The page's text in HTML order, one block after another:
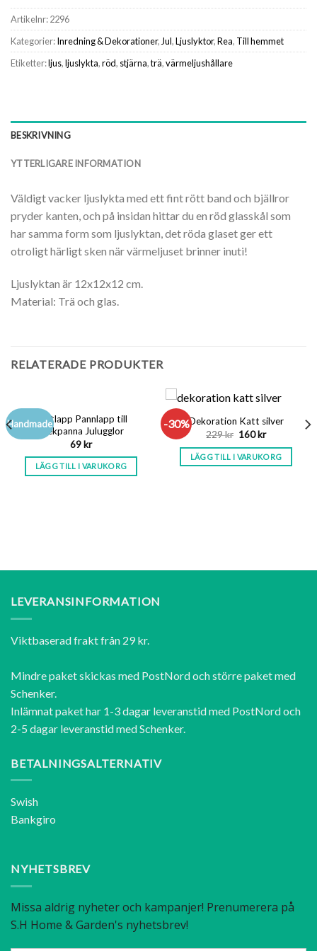
Artikelnr:2296
Kategorier:Inredning & Dekorationer, Jul,Ljuslyktor,Rea, Till hemmet
Etiketter:ljus,ljuslykta,röd, stjärna,trä,värmeljushållare
BESKRIVNING
YTTERLIGARE INFORMATION
Väldigt vacker ljuslykta med ett fint rött band och bjällror
pryder kanten, och på insidan hittar du en röd glasskål som
har samma form som ljuslyktan, det röda glaset ger ett
otroligt härligt sken när värmeljuset brinner inuti!
Ljuslyktan är 12x12x12 cm.
Material: Trä och glas.
RELATERADE PRODUKTER
HandmadeGrytlapp Pannlapp till
stekpanna Julugglor
69kr
LÄGG TILL I VARUKORG
-30%Dekoration Katt silver
229kr Det
priset
var:
160krDet
priset
är:
LÄGG TILL I VARUKORG
LEVERANSINFORMATION
Viktbaserad frakt från 29 kr.
Mindre paket skickas med PostNord och större paket med
Schenker.
Inlämnat paket har 1-3 dagar leveranstid med PostNord och
2-5 dagar leveranstid med Schenker.
BETALNINGSALTERNATIV
Swish
Bankgiro
NYHETSBREV